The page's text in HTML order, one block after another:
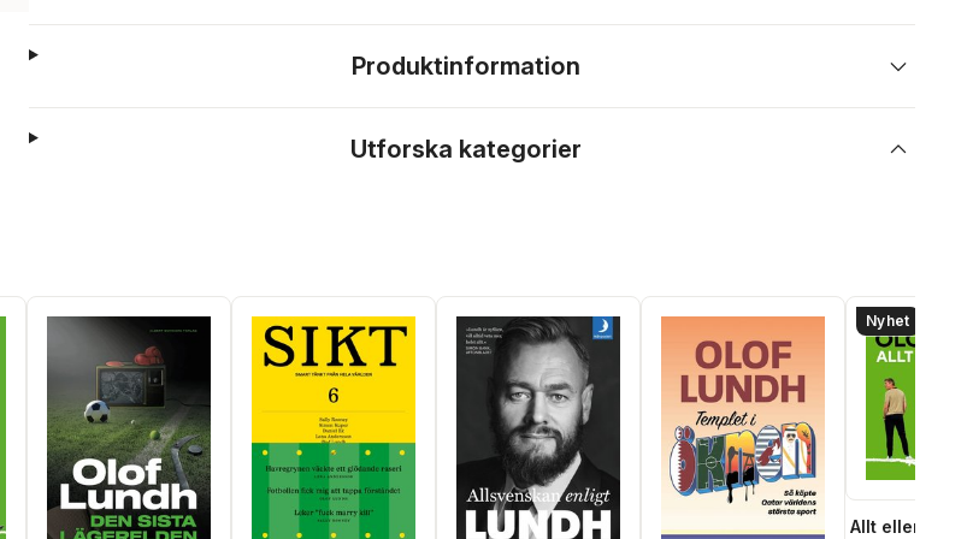
Produktinformation
Utforska kategorier
Nyhet
Allt eller inget